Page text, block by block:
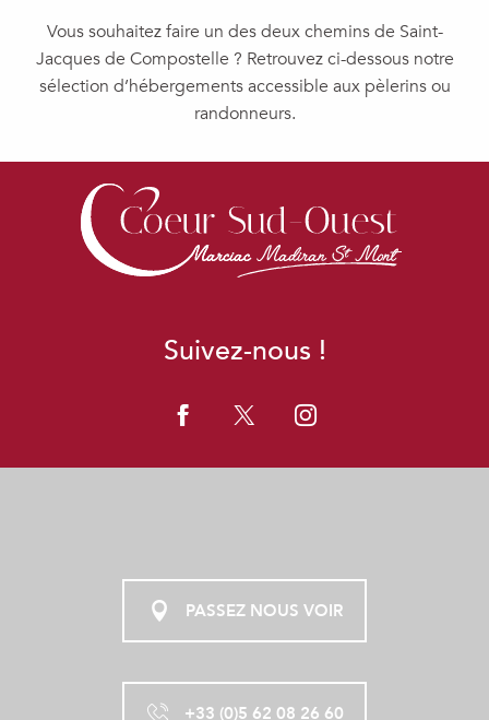
Vous souhaitez faire un des deux chemins de Saint-
Jacques de Compostelle ? Retrouvez ci-dessous notre
sélection d’hébergements accessible aux pèlerins ou
randonneurs.
L’ÉTAPE TERMOISE
L'EAU VIVE
LO CASTET DE FÉBUS
CHAMBRES D'HÔTES AU CASSOU
DOMAINE DE LA CAMPAGNE
ACCUEIL ETAPE DE MAUBOURGUET
LE PAILLE EN QUEUE
Suivez-nous !
PASSEZ NOUS VOIR
+33 (0)5 62 08 26 60